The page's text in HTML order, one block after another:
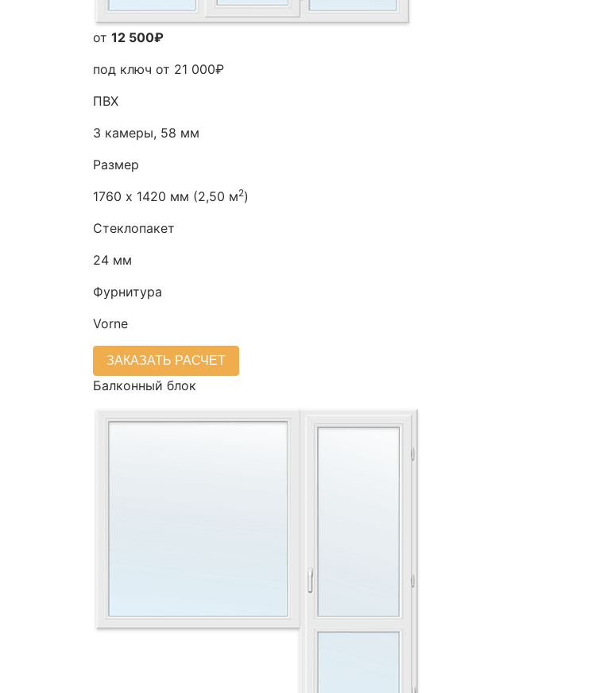
от 12 500₽
под ключ от 21 000₽
ПВХ
3 камеры, 58 мм
Размер
1760 х 1420 мм (2,50 м2)
Стеклопакет
24 мм
Фурнитура
Vorne
ЗАКАЗАТЬ РАСЧЕТ
Балконный блок